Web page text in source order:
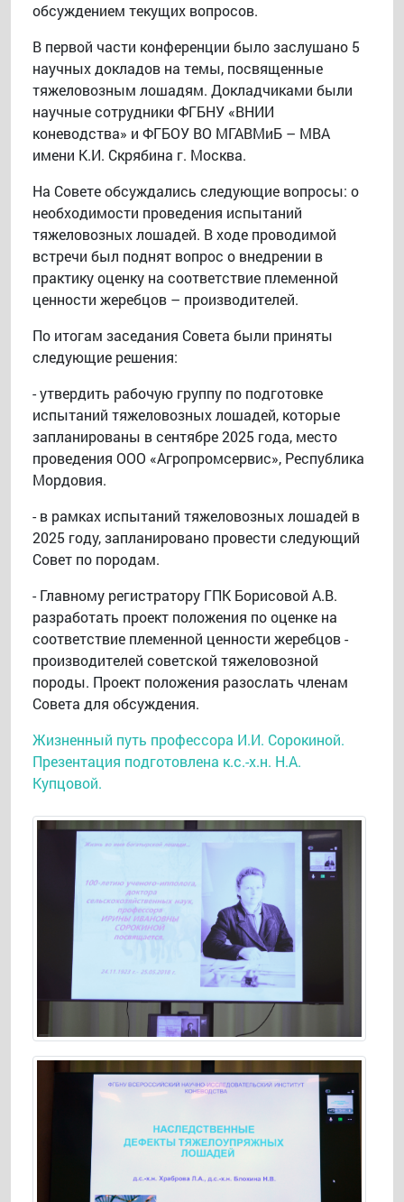
обсуждением текущих вопросов.
В первой части конференции было заслушано 5
научных докладов на темы, посвященные
тяжеловозным лошадям. Докладчиками были
научные сотрудники ФГБНУ «ВНИИ
коневодства» и ФГБОУ ВО МГАВМиБ – МВА
имени К.И. Скрябина г. Москва.
На Совете обсуждались следующие вопросы: о
необходимости проведения испытаний
тяжеловозных лошадей. В ходе проводимой
встречи был поднят вопрос о внедрении в
практику оценку на соответствие племенной
ценности жеребцов – производителей.
По итогам заседания Совета были приняты
следующие решения:
- утвердить рабочую группу по подготовке
испытаний тяжеловозных лошадей, которые
запланированы в сентябре 2025 года, место
проведения ООО «Агропромсервис», Республика
Мордовия.
- в рамках испытаний тяжеловозных лошадей в
2025 году, запланировано провести следующий
Совет по породам.
- Главному регистратору ГПК Борисовой А.В.
разработать проект положения по оценке на
соответствие племенной ценности жеребцов -
производителей советской тяжеловозной
породы. Проект положения разослать членам
Совета для обсуждения.
Жизненный путь профессора И.И. Сорокиной.
Презентация подготовлена к.с.-х.н. Н.А.
Купцовой.